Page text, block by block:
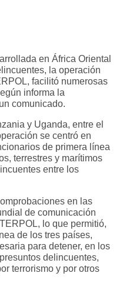
en África Oriental
la operación
facilitó numerosas
informa la
comunicado.
y Uganda, entre el
se centró en
de primera línea
terrestres y marítimos
entre los
en las
de comunicación
lo que permitió,
de los tres países,
para detener, en los
delincuentes,
terrorismo y por otros